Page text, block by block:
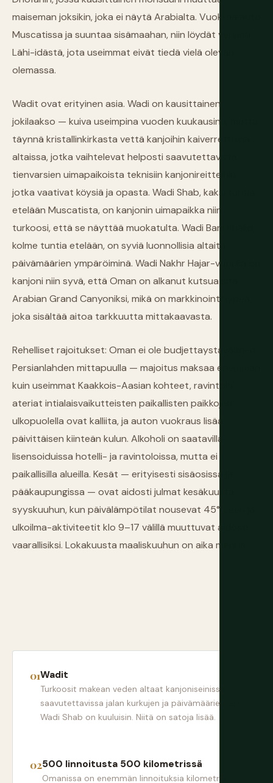
maiseman joksikin, joka ei näytä Arabialta. Vuokraa auto
Muscatissa ja suuntaa sisämaahan, niin löydät version
Lähi-idästä, jota useimmat eivät tiedä vielä olevan
olemassa.
Wadit ovat erityinen asia. Wadi on kausittainen
jokilaakso — kuiva useimpina vuoden kuukausina, mutta
täynnä kristallinkirkasta vettä kanjoihin kaiverrettuina
altaissa, jotka vaihtelevat helposti saavutettavista
tienvarsien uimapaikoista teknisiin kanjonireitteihin,
jotka vaativat köysiä ja opasta. Wadi Shab, kaksi tuntia
etelään Muscatista, on kanjonin uimapaikka niin
turkoosi, että se näyttää muokatulta. Wadi Bani Khalid,
kolme tuntia etelään, on syviä luonnollisia altaita
päivämäärien ympäröiminä. Wadi Nakhr Hajar-vuorilla on
kanjoni niin syvä, että Oman on alkanut kutsua sitä
Arabian Grand Canyoniksi, mikä on markkinointihypeä,
joka sisältää aitoa tarkkuutta mittakaavasta.
Rehelliset rajoitukset: Oman ei ole budjettaystävällinen
Persianlahden mittapuulla — majoitus maksaa enemmän
kuin useimmat Kaakkois-Aasian kohteet, ravintola-
ateriat intialaisvaikutteisten paikallisten paikkojen
ulkopuolella ovat kalliita, ja auton vuokraus lisää
päivittäisen kiinteän kulun. Alkoholi on saatavilla
lisensoiduissa hotelli- ja ravintoloissa, mutta ei
paikallisilla alueilla. Kesät — erityisesti sisäosissa ja
pääkaupungissa — ovat aidosti julmat kesäkuusta
syyskuuhun, kun päivälämpötilat nousevat 45°C:een ja
ulkoilma-aktiviteetit klo 9–17 välillä muuttuvat aidosti
vaarallisiksi. Lokakuusta maaliskuuhun on aika mennä.
Wadit
Turkoosit makean veden altaat kanjoniseinissä,
saavutettavissa jalan kurkujen ja päivämäärien läpi.
Wadi Shab on kuuluisin. Niitä on satoja lisää.
500 linnoitusta 500 kilometrissä
Omanissa on enemmän linnoituksia kilometriä